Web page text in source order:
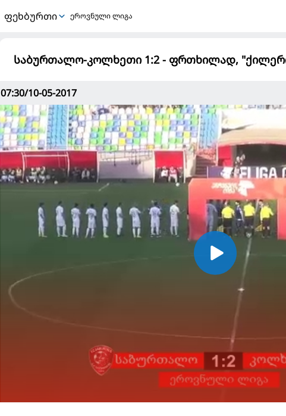
ᲤᲔᲮᲑᲣᲠᲗᲘ ეროვნული ლიგა
საბურთალო-კოლხეთი 1:2 - ფრთხილად,
07:30/10-05-2017